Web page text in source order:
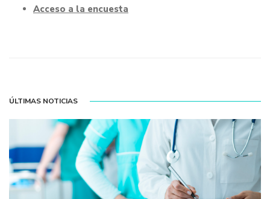
Acceso a la encuesta
ÚLTIMAS NOTICIAS